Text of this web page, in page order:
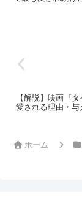
【解説】映画『
愛される理由・与
ホーム